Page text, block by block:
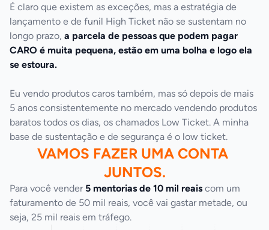
É claro que existem as exceções, mas a estratégia de
lançamento e de funil High Ticket não se sustentam no
longo prazo, a parcela de pessoas que podem pagar
CARO é muita pequena, estão em uma bolha e logo ela
se estoura.
Eu vendo produtos caros também, mas só depois de mais
5 anos consistentemente no mercado vendendo produtos
baratos todos os dias, os chamados Low Ticket. A minha
base de sustentação e de segurança é o low ticket.
VAMOS FAZER UMA CONTA
JUNTOS.
Para você vender 5 mentorias de 10 mil reais com um
faturamento de 50 mil reais, você vai gastar metade, ou
seja, 25 mil reais em tráfego.